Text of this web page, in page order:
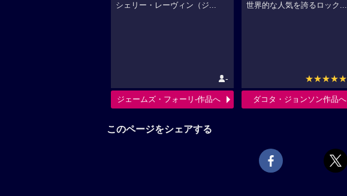
シェリー・レーヴィン（ジ...
-
ジェームズ・フォーリ-作品へ
世界的な人気を誇るロック...
★★★★★
ダコタ・ジョンソン作品へ
このページをシェアする